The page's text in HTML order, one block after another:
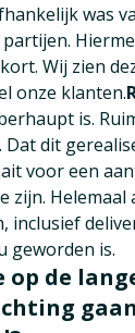
was
Wij zien
onze klanten.
is.
Dat dit
voor een
zijn. Helemaal
inclusief
geworden is.
op de